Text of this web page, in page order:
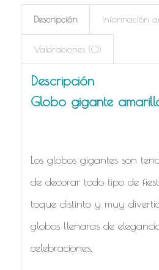
Descripción Información
Valoraciones (0)
Descripción
Globo gigante
Los globos gigantes son
de decorar todo tipo de
toque distinto y muy
globos llenaras de
celebraciones.